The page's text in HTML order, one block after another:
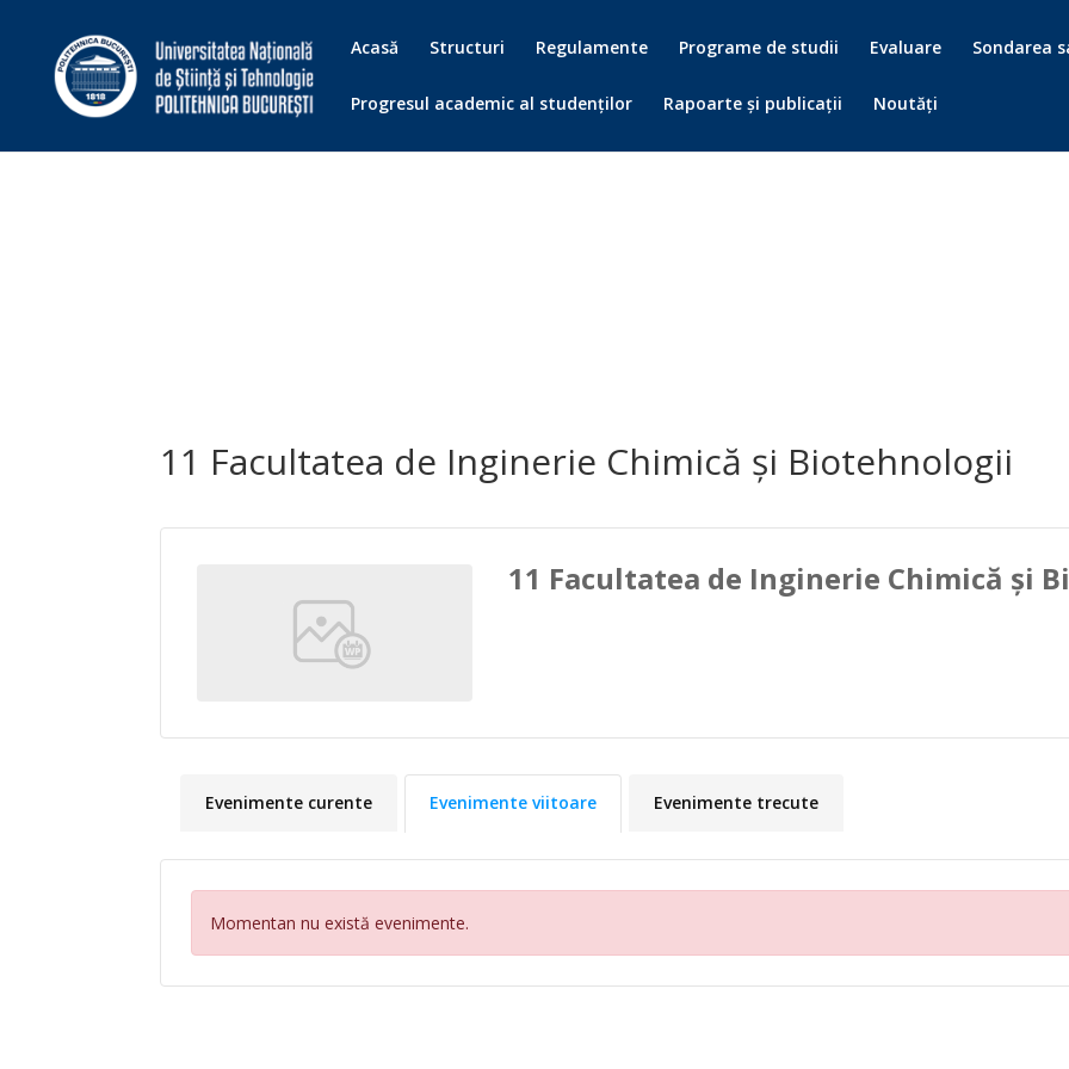
Acasă Structuri Regulamente Programe de studii Evaluare Sondarea
Progresul academic al studenților Rapoarte și publicații Noutăți
11 Facultatea de Inginerie Chimică și Biotehnologii
11 Facultatea de Inginerie Chimică și
Evenimente curente Evenimente viitoare Evenimente trecute
Momentan nu există evenimente.